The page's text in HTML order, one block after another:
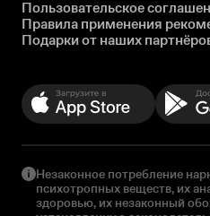
Пользовательское
Правила применения
Подарки от наших
Незаконное потребление
психотропных веществ, их
здоровью, их незаконный